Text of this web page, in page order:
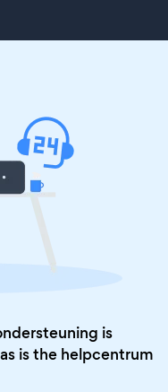
is
is the helpcentrum